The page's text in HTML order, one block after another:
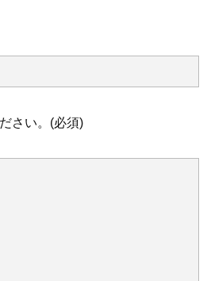
さい。 (必須)